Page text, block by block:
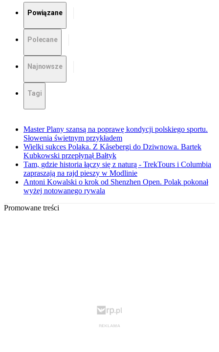
Powiązane
Polecane
Najnowsze
Tagi
Master Plany szansą na poprawę kondycji polskiego sportu.
Słowenia świetnym przykładem
Wielki sukces Polaka. Z Kåsebergi do Dziwnowa. Bartek
Kubkowski przepłynął Bałtyk
Tam, gdzie historia łączy się z naturą - TrekTours i Columbia
zapraszają na rajd pieszy w Modlinie
Antoni Kowalski o krok od Shenzhen Open. Polak pokonał
wyżej notowanego rywala
Promowane treści